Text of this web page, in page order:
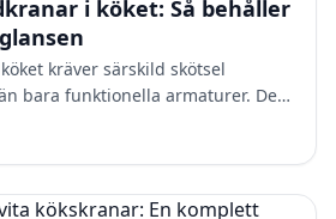
i köket: Så behåller
kräver särskild skötsel
bara funktionella armaturer. De